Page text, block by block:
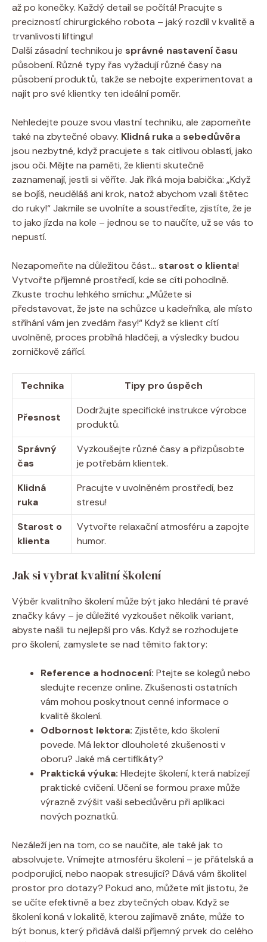
až po konečky. Každý detail se počítá! Pracujte s
precizností chirurgického robota – jaký rozdíl v kvalitě a
trvanlivosti liftingu!
Další zásadní technikou je správné nastavení času
působení. Různé typy řas vyžadují různé časy na
působení produktů, takže se nebojte experimentovat a
najít pro své klientky ten ideální poměr.
Nehledejte pouze svou vlastní techniku, ale zapomeňte
také na zbytečné obavy. Klidná rukaa sebedůvěra
jsou nezbytné, když pracujete s tak citlivou oblastí, jako
jsou oči. Mějte na paměti, že klienti skutečně
zaznamenají, jestli si věříte. Jak říká moja babička: „Když
se bojíš, neuděláš ani krok, natož abychom vzali štětec
do ruky!“ Jakmile se uvolníte a soustředíte, zjistíte, že je
to jako jízda na kole – jednou se to naučíte, už se vás to
nepustí.
Nezapomeňte na důležitou část… starost o klienta!
Vytvořte příjemné prostředí, kde se cíti pohodlně.
Zkuste trochu lehkého smíchu: „Můžete si
představovat, že jste na schůzce u kadeřníka, ale místo
stříhání vám jen zvedám řasy!“ Když se klient cítí
uvolněně, proces probíhá hladčeji, a výsledky budou
zorničkově zářící.
Technika Tipy pro úspěch
Přesnost
Dodržujte specifické instrukce výrobce
produktů.
Správný
čas
Vyzkoušejte různé časy a přizpůsobte
je potřebám klientek.
Klidná
ruka
Pracujte v uvolněném prostředí, bez
stresu!
Starost o
klienta
Vytvořte relaxační atmosféru a zapojte
humor.
Jak si vybrat kvalitní školení
Výběr kvalitního školení může být jako hledání té pravé
značky kávy – je důležité vyzkoušet několik variant,
abyste našli tu nejlepší pro vás. Když se rozhodujete
pro školení, zamyslete se nad těmito faktory:
Reference a hodnocení: Ptejte se kolegů nebo
sledujte recenze online. Zkušenosti ostatních
vám mohou poskytnout cenné informace o
kvalitě školení.
Odbornost lektora: Zjistěte, kdo školení
povede. Má lektor dlouholeté zkušenosti v
oboru? Jaké má certifikáty?
Praktická výuka: Hledejte školení, která nabízejí
praktické cvičení. Učení se formou praxe může
výrazně zvýšit vaši sebedůvěru při aplikaci
nových poznatků.
Nezáleží jen na tom, co se naučíte, ale také jak to
absolvujete. Vnímejte atmosféru školení – je přátelská a
podporující, nebo naopak stresující? Dává vám školitel
prostor pro dotazy? Pokud ano, můžete mít jistotu, že
se učíte efektivně a bez zbytečných obav. Když se
školení koná v lokalitě, kterou zajímavě znáte, může to
být bonus, který přidává další příjemný prvek do celého